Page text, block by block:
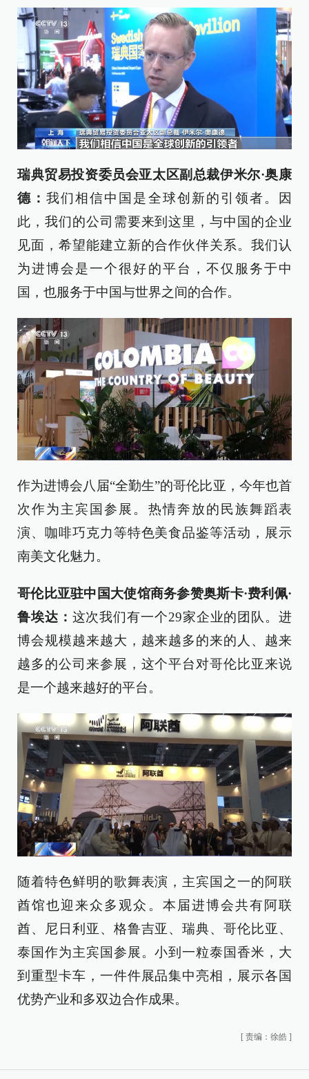
瑞典贸易投资委员会亚太区副总裁伊米尔·奥康
德：我们相信中国是全球创新的引领者。因
此，我们的公司需要来到这里，与中国的企业
见面，希望能建立新的合作伙伴关系。我们认
为进博会是一个很好的平台，不仅服务于中
国，也服务于中国与世界之间的合作。
作为进博会八届“全勤生”的哥伦比亚，今年也首
次作为主宾国参展。热情奔放的民族舞蹈表
演、咖啡巧克力等特色美食品鉴等活动，展示
南美文化魅力。
哥伦比亚驻中国大使馆商务参赞奥斯卡·费利佩·
鲁埃达： 这次我们有一个29家企业的团队。进
博会规模越来越大，越来越多的来的人、越来
越多的公司来参展，这个平台对哥伦比亚来说
是一个越来越好的平台。
随着特色鲜明的歌舞表演，主宾国之一的阿联
酋馆也迎来众多观众。本届进博会共有阿联
酋、尼日利亚、格鲁吉亚、瑞典、哥伦比亚、
泰国作为主宾国参展。小到一粒泰国香米，大
到重型卡车，一件件展品集中亮相，展示各国
优势产业和多双边合作成果。
[ 责编：徐皓 ]